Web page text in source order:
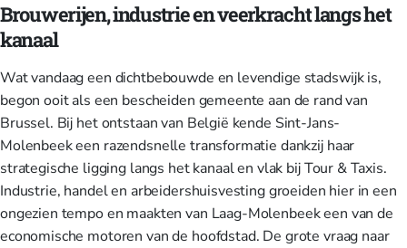
Brouwerijen, industrie en veerkracht langs het
kanaal
Wat vandaag een dichtbebouwde en levendige stadswijk is,
begon ooit als een bescheiden gemeente aan de rand van
Brussel. Bij het ontstaan van België kende Sint-Jans-
Molenbeek een razendsnelle transformatie dankzij haar
strategische ligging langs het kanaal en vlak bij Tour & Taxis.
Industrie, handel en arbeidershuisvesting groeiden hier in een
ongezien tempo en maakten van Laag-Molenbeek een van de
economische motoren van de hoofdstad. De grote vraag naar